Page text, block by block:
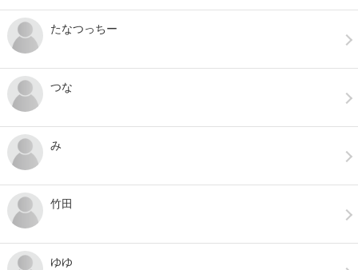
たなつっちー
つな
み
竹田
ゆゆ